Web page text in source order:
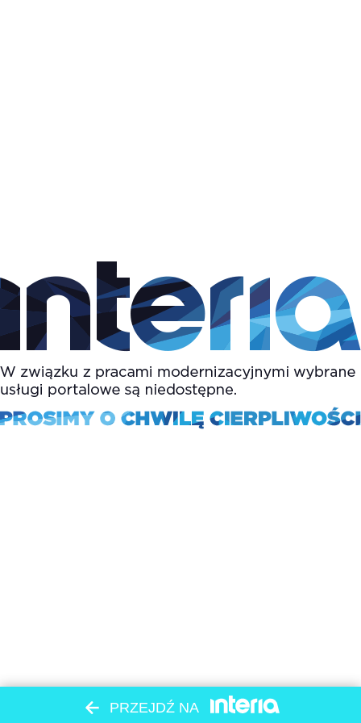
PRZEJDŹ NA